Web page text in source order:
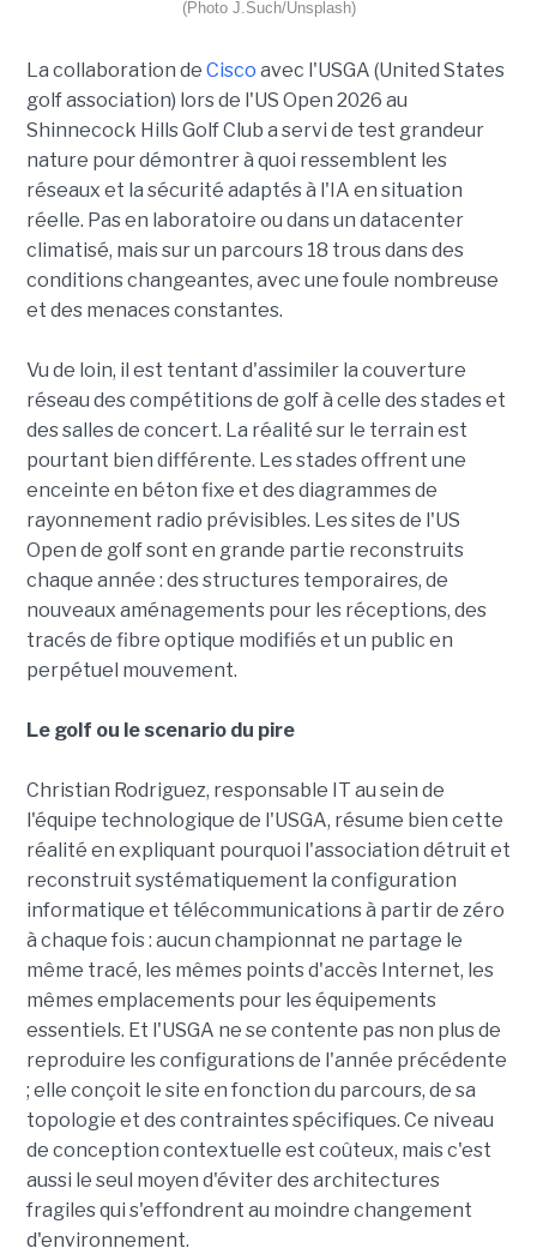
(Photo J.Such/Unsplash)
La collaboration de Cisco avec l'USGA (United States
golf association) lors de l'US Open 2026 au
Shinnecock Hills Golf Club a servi de test grandeur
nature pour démontrer à quoi ressemblent les
réseaux et la sécurité adaptés à l'IA en situation
réelle. Pas en laboratoire ou dans un datacenter
climatisé, mais sur un parcours 18 trous dans des
conditions changeantes, avec une foule nombreuse
et des menaces constantes.
Vu de loin, il est tentant d'assimiler la couverture
réseau des compétitions de golf à celle des stades et
des salles de concert. La réalité sur le terrain est
pourtant bien différente. Les stades offrent une
enceinte en béton fixe et des diagrammes de
rayonnement radio prévisibles. Les sites de l'US
Open de golf sont en grande partie reconstruits
chaque année : des structures temporaires, de
nouveaux aménagements pour les réceptions, des
tracés de fibre optique modifiés et un public en
perpétuel mouvement.
Le golf ou le scenario du pire
Christian Rodriguez, responsable IT au sein de
l'équipe technologique de l'USGA, résume bien cette
réalité en expliquant pourquoi l'association détruit et
reconstruit systématiquement la configuration
informatique et télécommunications à partir de zéro
à chaque fois : aucun championnat ne partage le
même tracé, les mêmes points d'accès Internet, les
mêmes emplacements pour les équipements
essentiels. Et l'USGA ne se contente pas non plus de
reproduire les configurations de l'année précédente
; elle conçoit le site en fonction du parcours, de sa
topologie et des contraintes spécifiques. Ce niveau
de conception contextuelle est coûteux, mais c'est
aussi le seul moyen d'éviter des architectures
fragiles qui s'effondrent au moindre changement
d'environnement.